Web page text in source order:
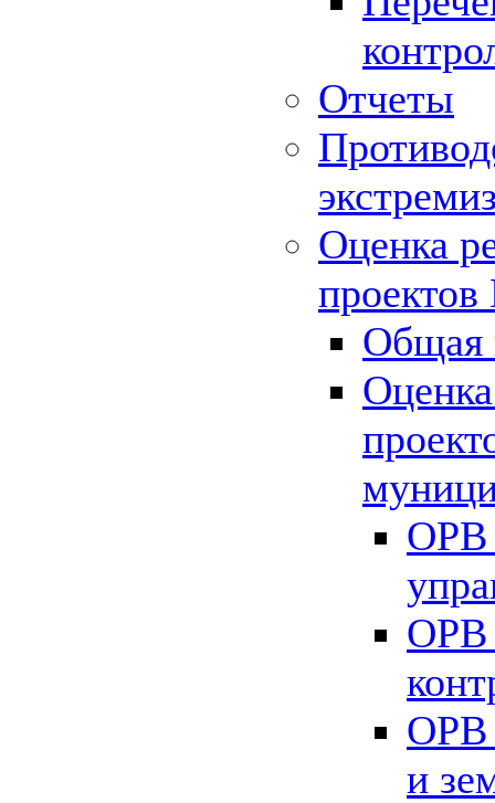
Отчеты
Оценка
Общая
ОРВ
ОРВ
ОРВ
и